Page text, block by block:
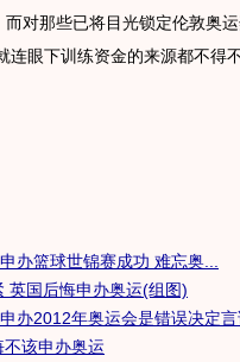
而对那些已将目光锁定伦敦奥
连眼下训练资金的来源都不得不
办篮球世锦赛成功 难忘奥...
英国后悔申办奥运(组图)
办2012年奥运会是错误决定
该申办奥运